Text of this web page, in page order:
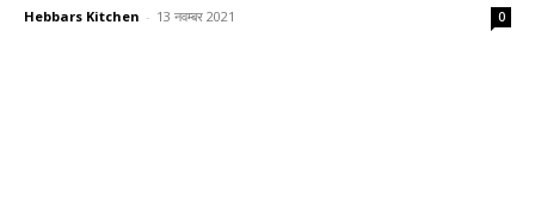
Hebbars Kitchen - 13 नवम्बर 2021 0